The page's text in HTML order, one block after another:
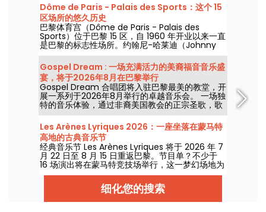
Dôme de Paris - Palais des Sports：这个 15
区场所的悠久历史
巴黎体育宫（Dôme de Paris - Palais des
Sports）位于巴黎 15 区，自 1960 年开业以来一直
是巴黎的标志性场所。约翰尼-哈莱迪（Johnny
Hallyday）、雷-查尔斯（Ray Charles）、滚石
乐队（The Rolling Stones）和披头士乐队（The
Beatles）都曾在此举办过音乐会！
Gospel Dream : 一场充满活力的美裔福音音乐盛
宴，将于2026年8月在巴黎举行
Gospel Dream 合唱团将入驻巴黎最美的教堂，开
展一系列于2026年8月举行的卓越音乐会。 一场独
特的音乐体验，通过非裔美国教会的正宗圣歌，歌
颂希望、团结与韧性。
Les Arènes Lyriques 2026：一座坐落在蒙马特
高地的古典音乐节
经典音乐节 Les Arènes Lyriques 将于 2026 年 7
月 22 日至 8 月 15 日重返巴黎。节目单？不少于
16 场演出将在蒙马特竞技场举行，这一梦幻场地为
聆听经典乐章提供了理想背景。
细化您的搜索